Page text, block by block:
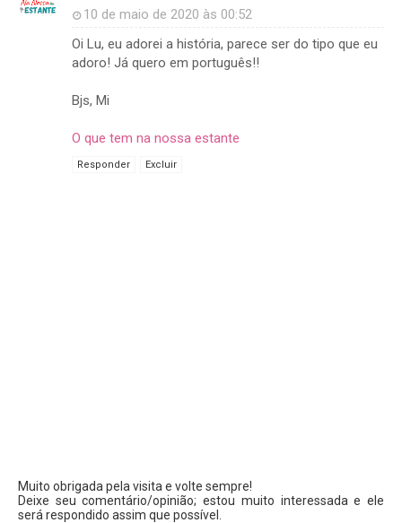
10 de maio de 2020 às 00:52
Oi Lu, eu adorei a história, parece ser do tipo que eu
adoro! Já quero em português!!
Bjs, Mi
O que tem na nossa estante
Responder Excluir
Muito obrigada pela visita e volte sempre!
Deixe seu comentário/opinião; estou muito interessada e ele
será respondido assim que possível.